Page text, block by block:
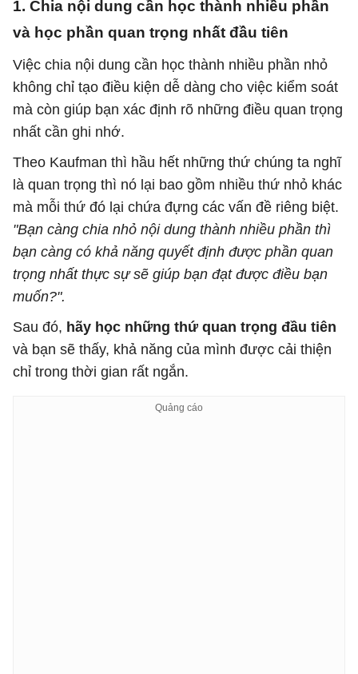
1. Chia nội dung cần học thành nhiều phần
và học phần quan trọng nhất đầu tiên
Việc chia nội dung cần học thành nhiều phần nhỏ
không chỉ tạo điều kiện dễ dàng cho việc kiểm soát
mà còn giúp bạn xác định rõ những điều quan trọng
nhất cần ghi nhớ.
Theo Kaufman thì hầu hết những thứ chúng ta nghĩ
là quan trọng thì nó lại bao gồm nhiều thứ nhỏ khác
mà mỗi thứ đó lại chứa đựng các vấn đề riêng biệt.
"Bạn càng chia nhỏ nội dung thành nhiều phần thì
bạn càng có khả năng quyết định được phần quan
trọng nhất thực sự sẽ giúp bạn đạt được điều bạn
muốn?".
Sau đó, hãy học những thứ quan trọng đầu tiên
và bạn sẽ thấy, khả năng của mình được cải thiện
chỉ trong thời gian rất ngắn.